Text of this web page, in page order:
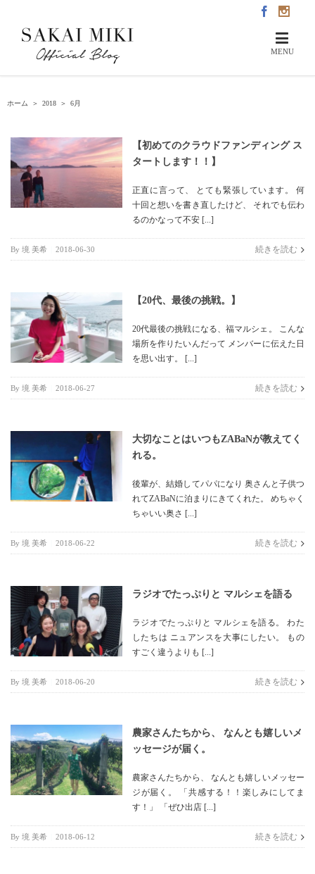
ホーム ＞ 2018 ＞ 6月
【初めてのクラウドファンディング ス
タートします！！】
正直に言って、 とても緊張しています。 何
十回と想いを書き直したけど、 それでも伝わ
るのかなって不安 [...]
By 境 美希 2018-06-30 続きを読む
【20代、最後の挑戦。】
20代最後の挑戦になる、福マルシェ。 こんな
場所を作りたいんだって メンバーに伝えた日
を思い出す。 [...]
By 境 美希 2018-06-27 続きを読む
大切なことはいつもZABaNが教えてく
れる。
後輩が、結婚してパパになり 奥さんと子供つ
れてZABaNに泊まりにきてくれた。 めちゃく
ちゃいい奥さ [...]
By 境 美希 2018-06-22 続きを読む
ラジオでたっぷりと マルシェを語る
ラジオでたっぷりと マルシェを語る。 わた
したちは ニュアンスを大事にしたい。 もの
すごく違うよりも [...]
By 境 美希 2018-06-20 続きを読む
農家さんたちから、 なんとも嬉しいメ
ッセージが届く。
農家さんたちから、 なんとも嬉しいメッセー
ジが届く。 「共感する！！楽しみにしてま
す！」 「ぜひ出店 [...]
By 境 美希 2018-06-12 続きを読む